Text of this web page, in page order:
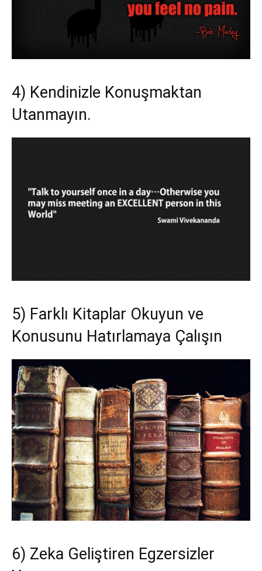
4) Kendinizle Konuşmaktan
Utanmayın.
5) Farklı Kitaplar Okuyun ve
Konusunu Hatırlamaya Çalışın
6) Zeka Geliştiren Egzersizler